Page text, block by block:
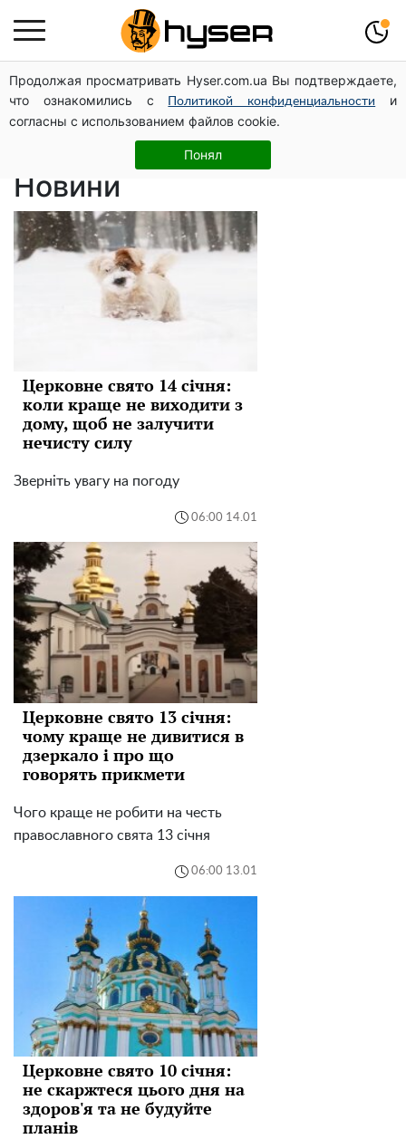
Продолжая просматривать Hyser.com.ua Вы подтверждаете,
что ознакомились с
Политикой конфиденциальности
и
согласны с использованием файлов cookie.
Понял
православный
праздник
Новини
Церковне свято 14 січня:
коли краще не виходити з
дому, щоб не залучити
нечисту силу
Зверніть увагу на погоду
06:00 14.01
Церковне свято 13 січня:
чому краще не дивитися в
дзеркало і про що
говорять прикмети
Чого краще не робити на честь
православного свята 13 січня
06:00 13.01
Церковне свято 10 січня:
не скаржтеся цього дня на
здоров'я та не будуйте
планів